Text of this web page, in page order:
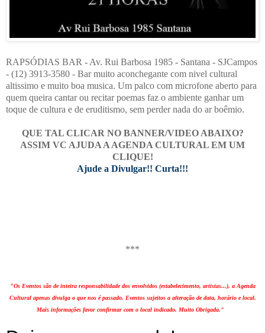
RAPSÓDIAS BAR - Av. Rui Barbosa 1985 - Santana - SJCampos
- (12) 3913-3580 - Bar muito aconchegante com nivel cultural
altissimo e muito boa musica. Um palco com microfone aberto para
quem queira cantar ou recitar poemas faz o ambiente ganhar um
toque de cultura e de eruditismo, sem perder nada do ar boêmio.
QUE TAL CLICAR NO BANNER/VIDEO ABAIXO?
ASSIM VC AJUDA A AGENDA CULTURAL EM UM
CLIQUE!
Ajude a Divulgar!! Curta!!!
***
"Os Eventos são de inteira responsabilidade dos envolvidos (estabelecimento, artistas...), a Agenda
Cultural apenas divulga o que nos é passado. Eventos sujeitos a alteração de data, horário e local.
Mais informações favor confirmar com o local indicado. Muito Obrigada."